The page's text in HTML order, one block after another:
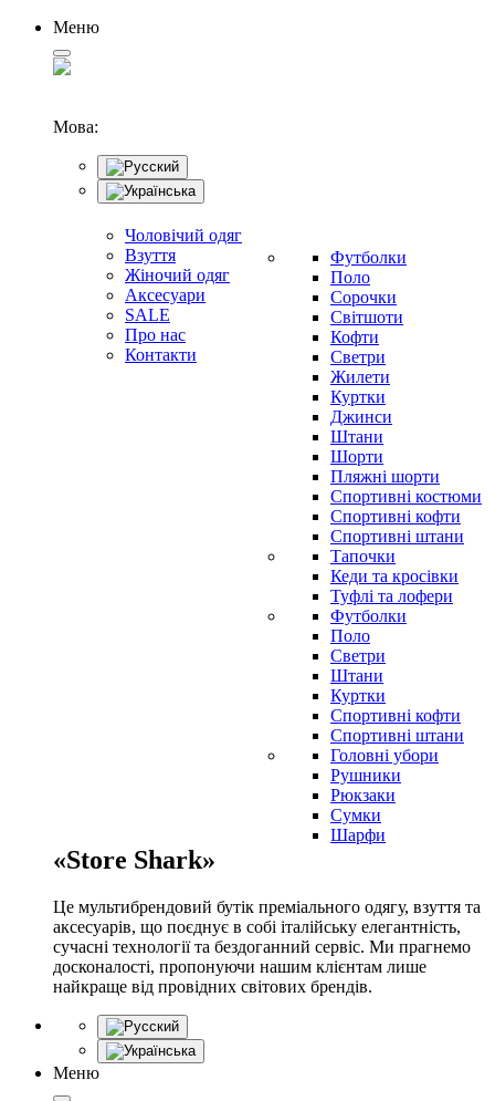
Меню
Мова:
Чоловічий одяг
Взуття
Жіночий одяг
Аксесуари
SALE
Про нас
Контакти
Футболки
Поло
Сорочки
Світшоти
Кофти
Светри
Жилети
Куртки
Джинси
Штани
Шорти
Пляжні шорти
Спортивні костюми
Спортивні кофти
Спортивні штани
Тапочки
Кеди та кросівки
Туфлі та лофери
Футболки
Поло
Светри
Штани
Куртки
Cпортивні кофти
Спортивні штани
Головні убори
Рушники
Рюкзаки
Сумки
Шарфи
«Store Shark»
Це мультибрендовий бутік преміального одягу, взуття та
аксесуарів, що поєднує в собі італійську елегантність,
сучасні технології та бездоганний сервіс. Ми прагнемо
досконалості, пропонуючи нашим клієнтам лише
найкраще від провідних світових брендів.
Меню